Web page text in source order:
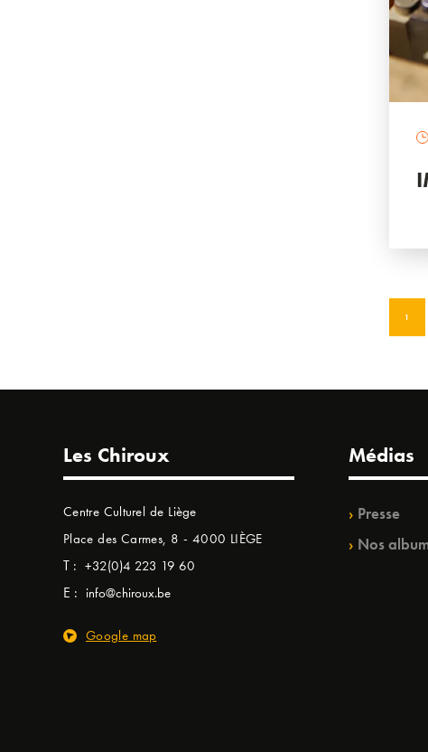
1
Les Chiroux
Centre Culturel de Liège
Place des Carmes, 8 - 4000 LIÈGE
T : +32(0)4 223 19 60
E : info@chiroux.be
Google map
Médias
Presse
Nos